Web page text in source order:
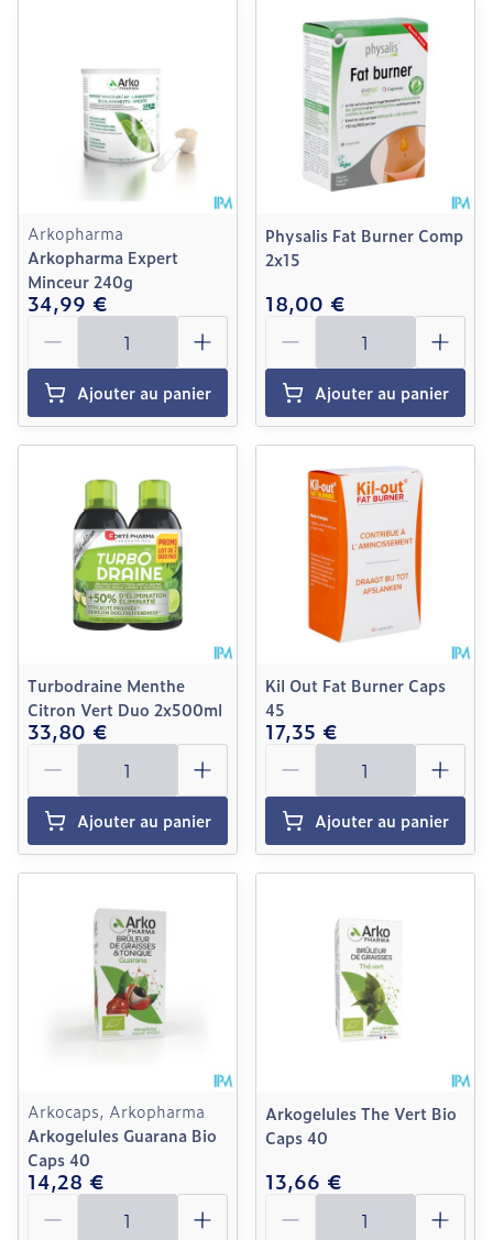
Arkopharma
Arkopharma Expert
Minceur 240g
34,99 €
Quantité
Ajouter au panier
Physalis Fat Burner Comp
2x15
18,00 €
Quantité
Ajouter au panier
Turbodraine Menthe
Citron Vert Duo 2x500ml
33,80 €
Quantité
Ajouter au panier
Kil Out Fat Burner Caps
45
17,35 €
Quantité
Ajouter au panier
Arkocaps, Arkopharma
Arkogelules Guarana Bio
Caps 40
14,28 €
Quantité
Arkogelules The Vert Bio
Caps 40
13,66 €
Quantité